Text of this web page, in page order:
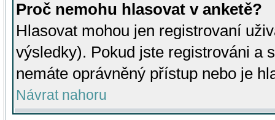
Proč nemohu hlasovat v anketě?
Hlasovat mohou jen registrovaní
výsledky). Pokud jste registrováni a
nemáte oprávněný přístup nebo je
Návrat nahoru